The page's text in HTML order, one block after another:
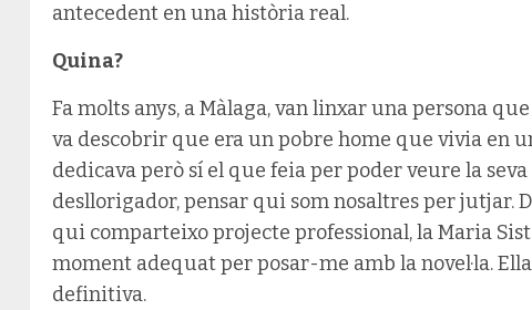
antecedent en una història real.
Quina?
Fa molts anys, a Màlaga, van linxar una persona
va descobrir que era un pobre home que vivia en
dedicava però sí el que feia per poder veure la
desllorigador, pensar qui som nosaltres per jutjar.
qui comparteixo projecte professional, la Maria
moment adequat per posar-me amb la novel·la.
definitiva.